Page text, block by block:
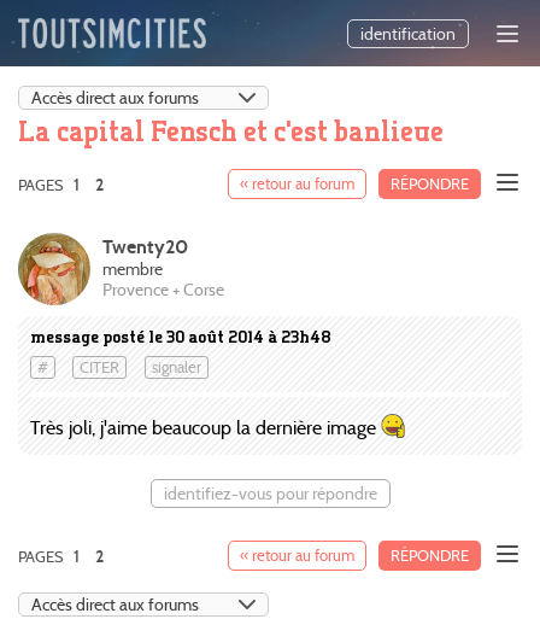
identification
La capital Fensch et c'est banlieue
« retour au forum RÉPONDRE
PAGES 1 2
message posté le 30 août 2014 à 23h48
# CITER signaler
Twenty20
membre
Provence + Corse
Très joli, j'aime beaucoup la dernière image
identifiez-vous pour répondre
« retour au forum RÉPONDRE
PAGES 1 2